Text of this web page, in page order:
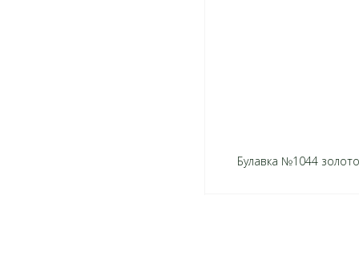
Булавка №1044 золото